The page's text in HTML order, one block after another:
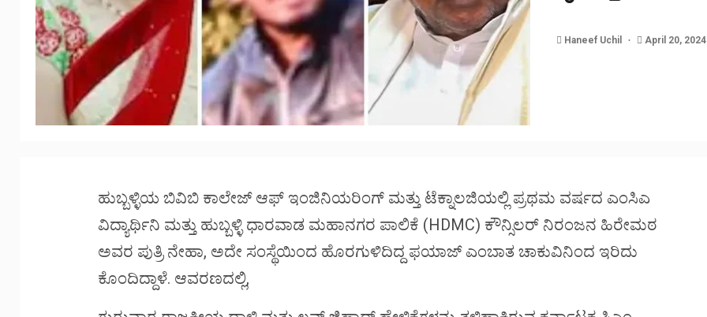
Haneef Uchil April 20, 2024
ಹುಬ್ಬಳ್ಳಿಯ ಬಿವಿಬಿ ಕಾಲೇಜ್ ಆಫ್ ಇಂಜಿನಿಯರಿಂಗ್ ಮತ್ತು ಟೆಕ್ನಾಲಜಿಯಲ್ಲಿ ಪ್ರಥಮ ವರ್ಷದ ಎಂಸಿಎ
ವಿದ್ಯಾರ್ಥಿನಿ ಮತ್ತು ಹುಬ್ಬಳ್ಳಿ ಧಾರವಾಡ ಮಹಾನಗರ ಪಾಲಿಕೆ (HDMC) ಕೌನ್ಸಿಲರ್ ನಿರಂಜನ ಹಿರೇಮಠ
ಅವರ ಪುತ್ರಿ ನೇಹಾ, ಅದೇ ಸಂಸ್ಥೆಯಿಂದ ಹೊರಗುಳಿದಿದ್ದ ಫಯಾಜ್ ಎಂಬಾತ ಚಾಕುವಿನಿಂದ ಇರಿದು
ಕೊಂದಿದ್ದಾಳೆ. ಆವರಣದಲ್ಲಿ,